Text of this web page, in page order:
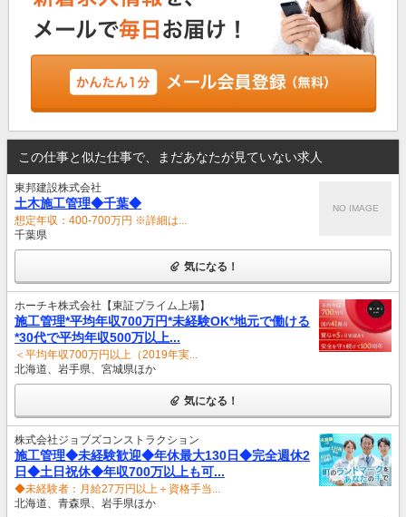
この仕事と似た仕事で、まだあなたが見ていない求人
東邦建設株式会社
土木施工管理◆千葉◆
想定年収：400-700万円 ※詳細は...
千葉県
NO IMAGE
気になる！
ホーチキ株式会社【東証プライム上場】
施工管理*平均年収700万円*未経験OK*地元で働ける
*30代で平均年収500万以上...
＜平均年収700万円以上（2019年実...
北海道、岩手県、宮城県ほか
気になる！
株式会社ジョブズコンストラクション
施工管理◆未経験歓迎◆年休最大130日◆完全週休2
日◆土日祝休◆年収700万以上も可...
◆未経験者：月給27万円以上＋資格手当...
北海道、青森県、岩手県ほか